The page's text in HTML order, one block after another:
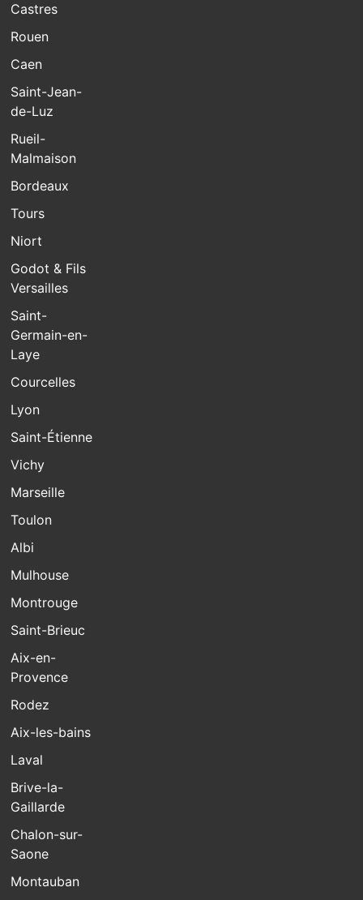
Castres
Rouen
Caen
Saint-Jean-
de-Luz
Rueil-
Malmaison
Bordeaux
Tours
Niort
Godot & Fils
Versailles
Saint-
Germain-en-
Laye
Courcelles
Lyon
Saint-Étienne
Vichy
Marseille
Toulon
Albi
Mulhouse
Montrouge
Saint-Brieuc
Aix-en-
Provence
Rodez
Aix-les-bains
Laval
Brive-la-
Gaillarde
Chalon-sur-
Saone
Montauban